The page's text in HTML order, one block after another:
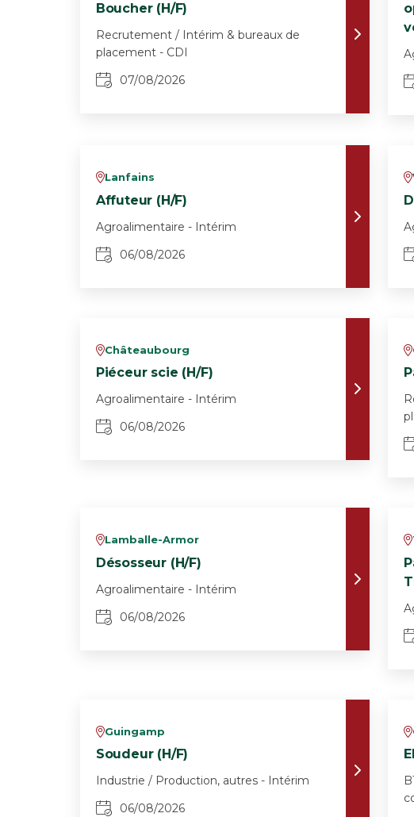
Boucher (H/F)
Recrutement / Intérim & bureaux de
placement - CDI
07/08/2026
vLanfains
Affuteur (H/F)
Agroalimentaire - Intérim
06/08/2026
v
vChâteaubourg
Piéceur scie (H/F)
Agroalimentaire - Intérim
06/08/2026
v
vLamballe-Armor
Désosseur (H/F)
Agroalimentaire - Intérim
06/08/2026
v
vGuingamp
Soudeur (H/F)
Industrie / Production, autres - Intérim
06/08/2026
v